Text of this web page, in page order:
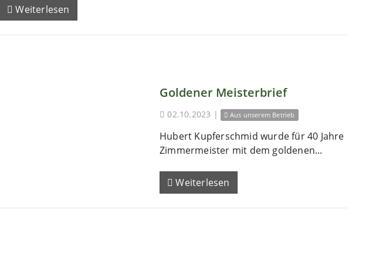
Weiterlesen
Goldener Meisterbrief
02.10.2023 | Aus unserem Betrieb
Hubert Kupferschmid wurde für 40 Jahre
Zimmermeister mit dem goldenen...
Weiterlesen